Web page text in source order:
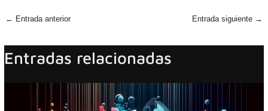
← Entrada anterior Entrada siguiente →
Entradas relacionadas